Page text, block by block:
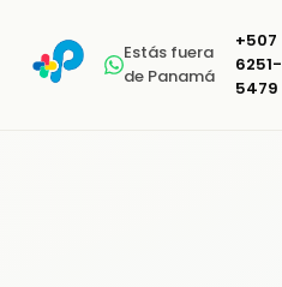
Estás fuera
de Panamá
+507
6251-
5479